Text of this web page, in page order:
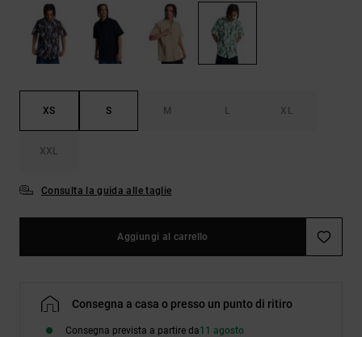
Borse e
zaini
Cinture e
alle
domande
più
contatto.
XS S M L XL
XXL
Consulta la guida alle taglie
Aggiungi al carrello
Consegna a casa o presso un punto di ritiro
Consegna prevista a partire da11 agosto